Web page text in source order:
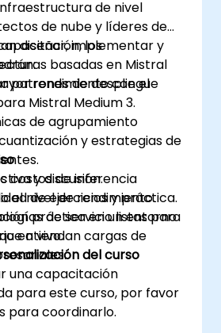
de nivel
de nube y líderes de
diseñar, implementar y
basadas en Mistral
rendimiento con el
los
patrones de despliegue
Mistral Medium 3.
de agrupamiento
y estrategias de
costos de inferencia
el nivel de rendimiento.
de servicio listas para
atiendan cargas de
y discusión.
de ejercicios y práctica.
práctica en un entorno
en vivo.
del curso
una capacitación
para este curso, por favor
para coordinarlo.